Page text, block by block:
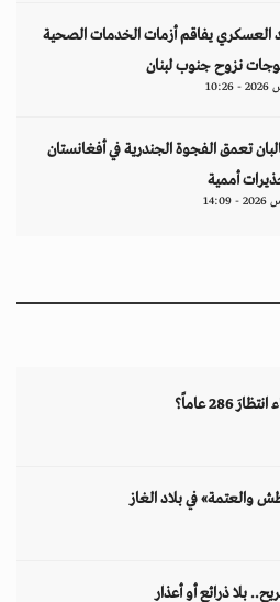
العسكري يفاقم أزمات الخدمات الصحية
نزوح جنوب لبنان
تعمق الفجوة الجندرية في أفغانستان
أممية
286 عاماً؟
والعتمة» في بلاد الغاز
بلا ذرائع أو أعذار